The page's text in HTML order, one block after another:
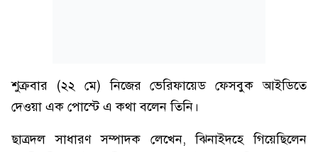
শুক্রবার (২২ মে) নিজের ভেরিফায়েড ফেসবুক আইডিতে
দেওয়া এক পোস্টে এ কথা বলেন তিনি।
ছাত্রদল সাধারণ সম্পাদক লেখেন, ঝিনাইদহে গিয়েছিলেন